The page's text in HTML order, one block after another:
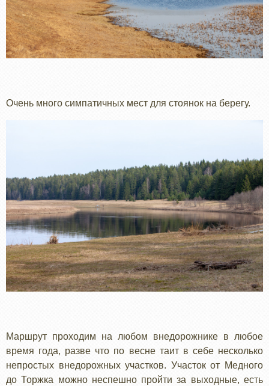
Очень много симпатичных мест для стоянок на берегу.
Маршрут проходим на любом внедорожнике в любое
время года, разве что по весне таит в себе несколько
непростых внедорожных участков. Участок от Медного
до Торжка можно неспешно пройти за выходные, есть